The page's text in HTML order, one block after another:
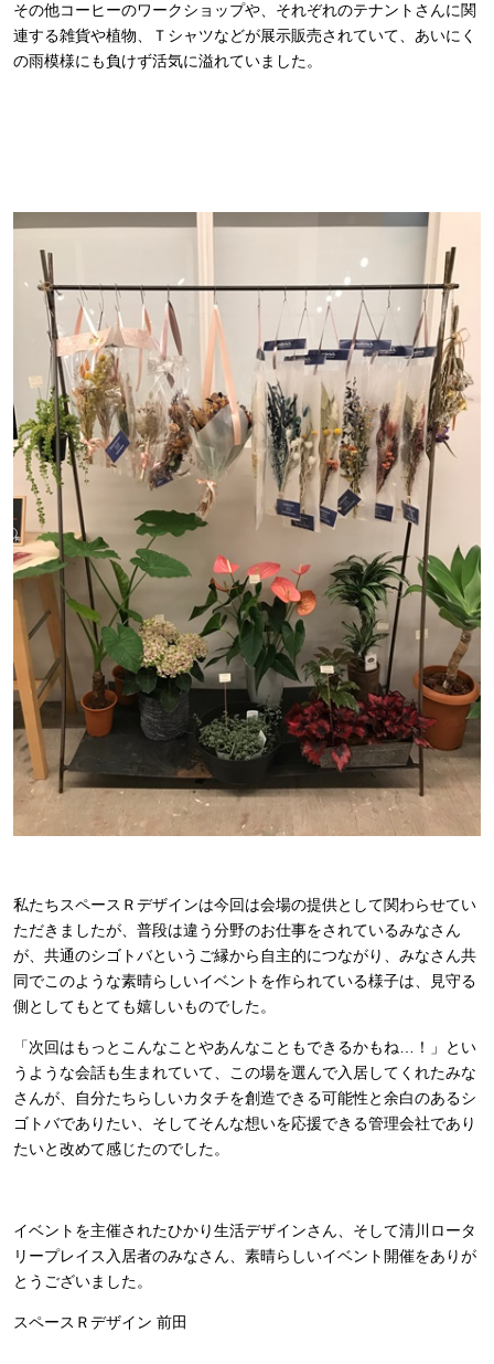
その他コーヒーのワークショップや、それぞれのテナントさんに関
連する雑貨や植物、Ｔシャツなどが展示販売されていて、あいにく
の雨模様にも負けず活気に溢れていました。
私たちスペースＲデザインは今回は会場の提供として関わらせてい
ただきましたが、普段は違う分野のお仕事をされているみなさん
が、共通のシゴトバというご縁から自主的につながり、みなさん共
同でこのような素晴らしいイベントを作られている様子は、見守る
側としてもとても嬉しいものでした。
「次回はもっとこんなことやあんなこともできるかもね…！」とい
うような会話も生まれていて、この場を選んで入居してくれたみな
さんが、自分たちらしいカタチを創造できる可能性と余白のあるシ
ゴトバでありたい、そしてそんな想いを応援できる管理会社であり
たいと改めて感じたのでした。
イベントを主催されたひかり生活デザインさん、そして清川ロータ
リープレイス入居者のみなさん、素晴らしいイベント開催をありが
とうございました。
スペースＲデザイン 前田